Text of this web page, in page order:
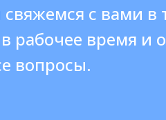
с вами в
в рабочее время и
вопросы.